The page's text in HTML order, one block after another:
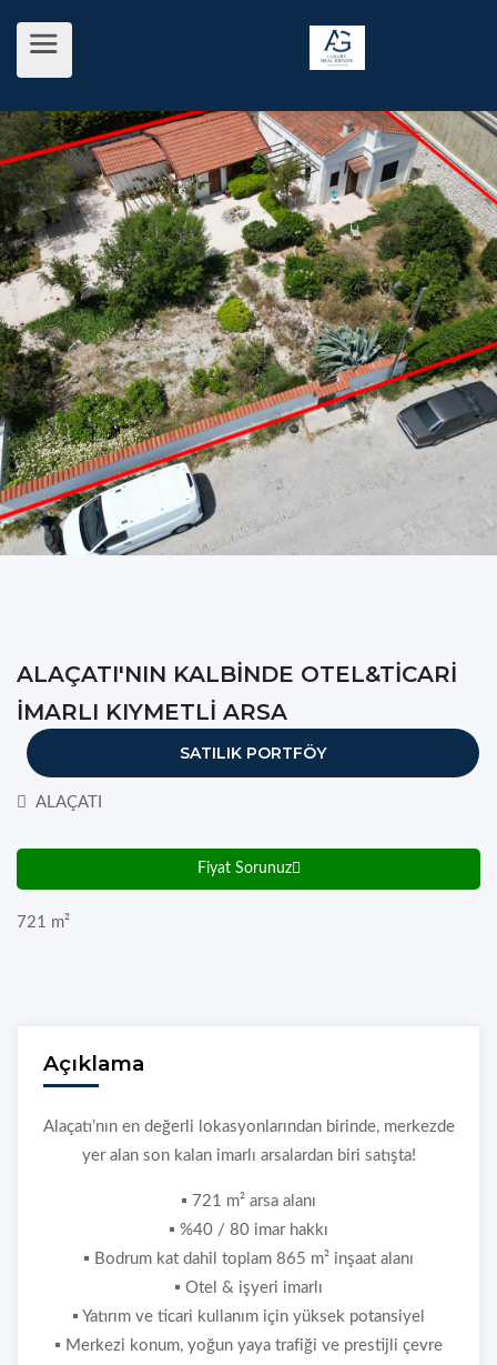
ALAÇATI'NIN KALBİNDE OTEL&TİCARİ
İMARLI KIYMETLİ ARSA
SATILIK PORTFÖY
ALAÇATI
Fiyat Sorunuz
721 m²
Açıklama
Alaçatı’nın en değerli lokasyonlarından birinde, merkezde
yer alan son kalan imarlı arsalardan biri satışta!
▪️ 721 m² arsa alanı
▪️ %40 / 80 imar hakkı
▪️ Bodrum kat dahil toplam 865 m² inşaat alanı
▪️ Otel & işyeri imarlı
▪️ Yatırım ve ticari kullanım için yüksek potansiyel
▪️ Merkezi konum, yoğun yaya trafiği ve prestijli çevre